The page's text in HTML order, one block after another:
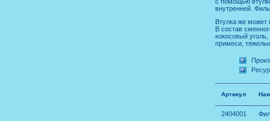
внутренней.
Втулка же может
В состав
кокосовый
примеси,
Артикул
2404001